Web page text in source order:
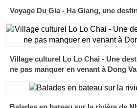
Voyage Du Gia - Ha Giang, une
Village culturel Lo Lo Chai - Une
ne pas manquer en venant à Dong